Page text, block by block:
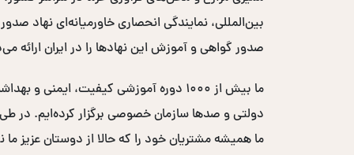
صدور گواهی و آموزش این نهادها را در ایران ارائه
ما بیش از ۱۰۰۰ دوره آموزشی کیفیت،
ما همیشه مشتریان خود را که حالا از دوستان عزیز ما